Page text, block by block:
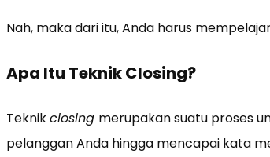
Nah, maka dari itu, Anda harus
Apa Itu Teknik Closing?
Teknikclosing merupakan suatu proses
pelanggan Anda hingga mencapai kata